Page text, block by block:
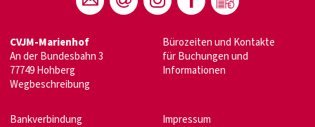
CVJM-Marienhof
An der Bundesbahn 3
77749 Hohberg
Wegbeschreibung
Bürozeiten und Kontakte
für Buchungen und
Informationen
Bankverbindung
Impressum